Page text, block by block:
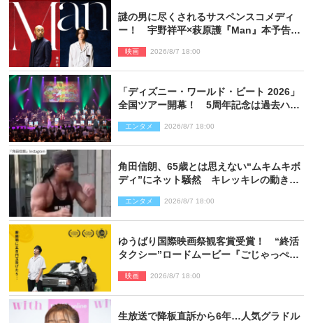
謎の男に尽くされるサスペンスコメディ
ー！ 宇野祥平×萩原護『Man』本予告＆
映画 2026/8/7 18:00
「ディズニー・ワールド・ビート 2026」
全国ツアー開幕！ 5周年記念は過去ハイ
ポート】
エンタメ 2026/8/7 18:00
角田信朗、65歳とは思えない“ムキムキボ
ディ”にネット騒然 キレッキレの動きを
エンタメ 2026/8/7 18:00
ゆうばり国際映画祭観客賞受賞！ “終活
タクシー”ロードムービー『ごじゃっぺタ
映画 2026/8/7 18:00
生放送で降板直訴から6年…人気グラドル